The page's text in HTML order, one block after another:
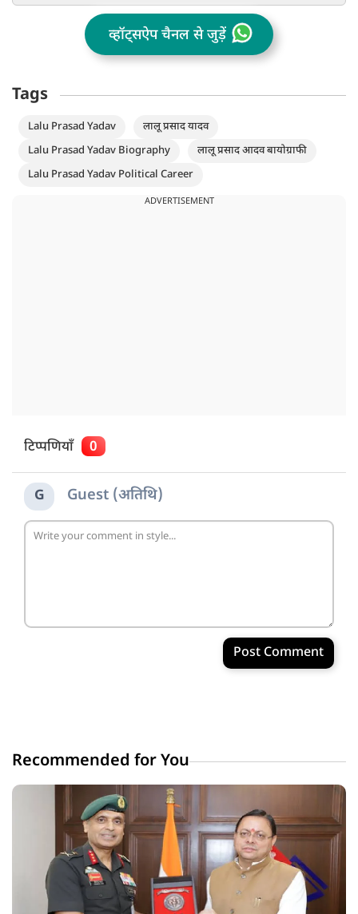
व्हॉट्सऐप चैनल से जुड़ें
Tags
Lalu Prasad Yadav
लालू प्रसाद यादव
Lalu Prasad Yadav Biography
लालू प्रसाद आदव बायोग्राफी
Lalu Prasad Yadav Political Career
ADVERTISEMENT
टिप्पणियाँ 0
G Guest (अतिथि)
Post Comment
Recommended for You